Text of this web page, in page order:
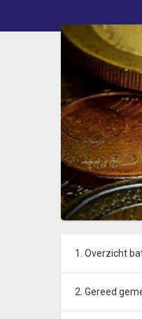
1. Overzicht
2. Gereed